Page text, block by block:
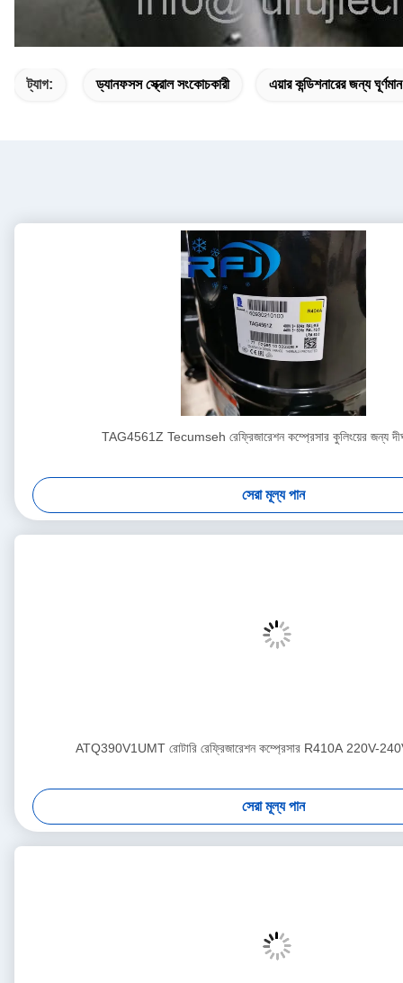
ট্যাগ: ড্যানফসস স্ক্রোল সংকোচকারী এয়ার কন্ডিশনারের জন্য
TAG4561Z Tecumseh রেফ্রিজারেশন কম্প্রেসার কুলিংয়ের জন্য
সেরা মূল্য পান
ATQ390V1UMT রোটারি রেফ্রিজারেশন কম্প্রেসার R410A 220V-
সেরা মূল্য পান